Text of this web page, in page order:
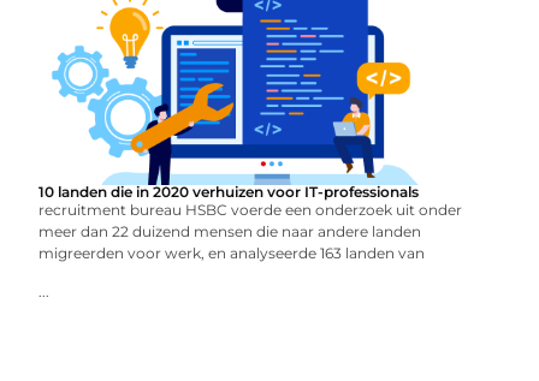
10 landen die in 2020 verhuizen voor IT-professionals
recruitment bureau HSBC voerde een onderzoek uit onder
meer dan 22 duizend mensen die naar andere landen
migreerden voor werk, en analyseerde 163 landen van
...